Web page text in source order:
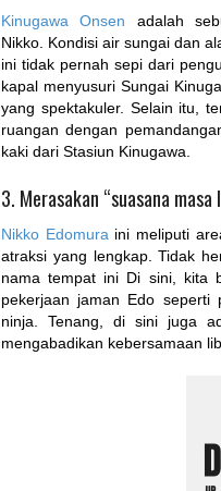
Kinugawa Onsen adalah
Nikko. Kondisi air sungai dan
ini tidak pernah sepi dari
kapal menyusuri Sungai
yang spektakuler. Selain itu,
ruangan dengan
kaki dari Stasiun Kinugawa.
3. Merasakan “suasana masa
Nikko Edomura ini meliputi
atraksi yang lengkap. Tidak
nama tempat ini Di sini, kita
pekerjaan jaman Edo seperti
ninja. Tenang, di sini juga
mengabadikan kebersamaan